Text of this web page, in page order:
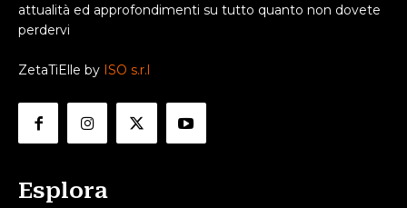
attualità ed approfondimenti su tutto quanto non dovete
perdervi
ZetaTiElle by ISO s.r.l
Esplora